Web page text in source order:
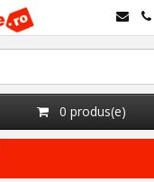
0 produs(e)